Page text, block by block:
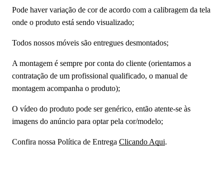
Pode haver variação de cor de acordo com a calibragem da tela
onde o produto está sendo visualizado;
Todos nossos móveis são entregues desmontados;
A montagem é sempre por conta do cliente (orientamos a
contratação de um profissional qualificado, o manual de
montagem acompanha o produto);
O vídeo do produto pode ser genérico, então atente-se às
imagens do anúncio para optar pela cor/modelo;
Confira nossa Política de Entrega Clicando Aqui.